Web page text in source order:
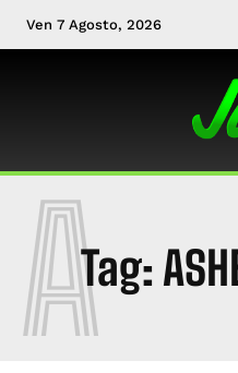
Ven 7 Agosto, 2026
Tag:
A